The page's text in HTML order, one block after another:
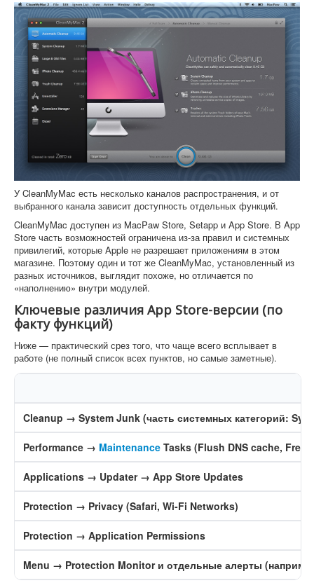
У CleanMyMac есть несколько каналов распространения, и от
выбранного канала зависит доступность отдельных функций.
CleanMyMac доступен из MacPaw Store, Setapp и App Store. В App
Store часть возможностей ограничена из-за правил и системных
привилегий, которые Apple не разрешает приложениям в этом
магазине. Поэтому один и тот же CleanMyMac, установленный из
разных источников, выглядит похоже, но отличается по
«наполнению» внутри модулей.
Ключевые различия App Store-версии (по
факту функций)
Ниже — практический срез того, что чаще всего всплывает в
работе (не полный список всех пунктов, но самые заметные).
Cleanup → System Junk (часть системных категорий:
Performance → Maintenance Tasks (Flush DNS cache,
Applications → Updater → App Store Updates
Protection → Privacy (Safari, Wi-Fi Networks)
Protection → Application Permissions
Menu → Protection Monitor и отдельные алерты